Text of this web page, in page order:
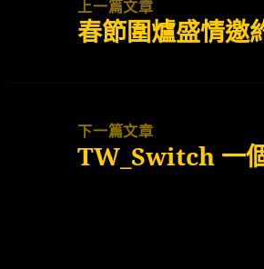
上一篇文章
上
章:
春節圍爐盛情邀
下一篇文章
下
TW_Switch 一